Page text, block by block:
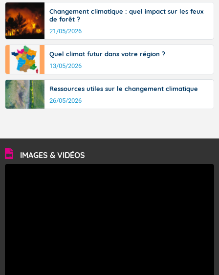
Changement climatique : quel impact sur les feux
de forêt ?
21/05/2026
Quel climat futur dans votre région ?
13/05/2026
Ressources utiles sur le changement climatique
26/05/2026
IMAGES & VIDÉOS